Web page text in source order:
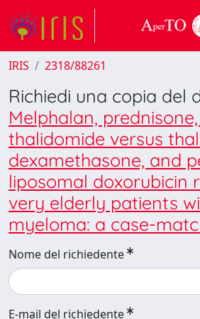
IRIS 2318/88261
Richiedi una copia del
Melphalan,
thalidomide versus
dexamethasone, and
liposomal doxorubicin
very elderly patients
myeloma: a case-
Nome del richiedente
E-mail del richiedente